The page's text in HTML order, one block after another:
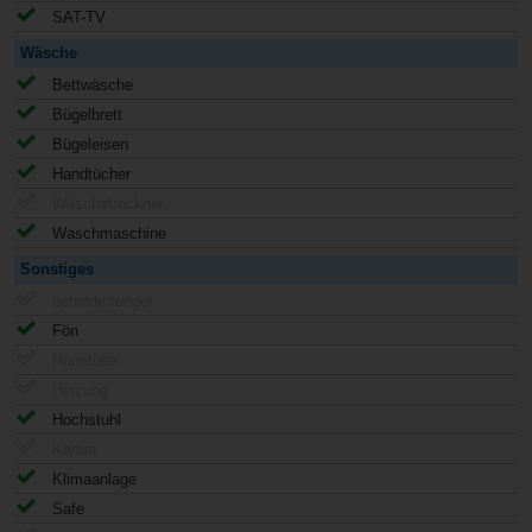
SAT-TV
Wäsche
Bettwäsche
Bügelbrett
Bügeleisen
Handtücher
Waschmaschine
Sonstiges
Fön
Hochstuhl
Klimaanlage
Safe